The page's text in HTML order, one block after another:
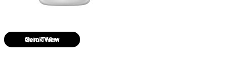
Quick View